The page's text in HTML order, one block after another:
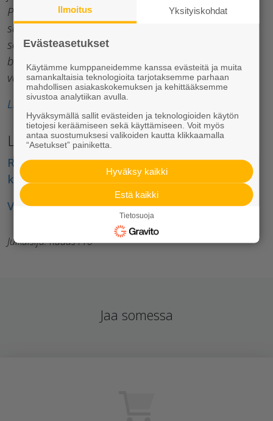
Purkuvilla oli kerätty purettavasta Laakson
sairaalasta. Materiaali jauhettiin sideaineeksi
sopivaksi villajauheeksi, jonka hyödyntämistä
betoniteollisuuden yritykset testasivat betonin
valmistuksessa.
Lisää innovaatiohaasteesta voit lukea täältä >
Lisätietoja:
Rudus on ympäristökestävän rakentamisen
kumppani
Vastuullisuustyön referenssejä
Julkaisija: Rudus Pro
Jaa somessa
Ilmoitus Yksityiskohdat
Evästeasetukset
Käytämme kumppaneidemme kanssa evästeitä ja muita
samankaltaisia teknologioita tarjotaksemme parhaan
mahdollisen asiakaskokemuksen ja kehittääksemme
sivustoa analytiikan avulla.
Hyväksymällä sallit evästeiden ja teknologioiden käytön
tietojesi keräämiseen sekä käyttämiseen. Voit myös
antaa suostumuksesi valikoiden kautta klikkaamalla
“Asetukset” painiketta.
Hyväksy kaikki
Estä kaikki
Tietosuoja